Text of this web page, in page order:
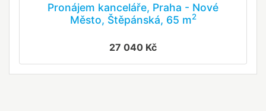
Pronájem kanceláře, Praha - Nové
Město, Štěpánská, 65 m2
27 040 Kč